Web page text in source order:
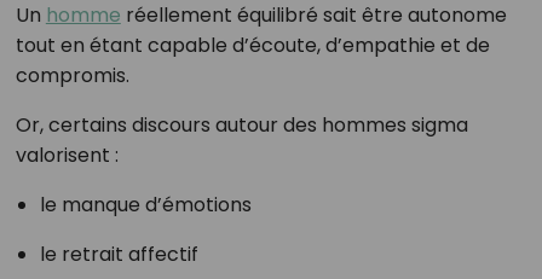
Un homme réellement équilibré sait être autonome
tout en étant capable d’écoute, d’empathie et de
compromis.
Or, certains discours autour des hommes sigma
valorisent :
le manque d’émotions
le retrait affectif